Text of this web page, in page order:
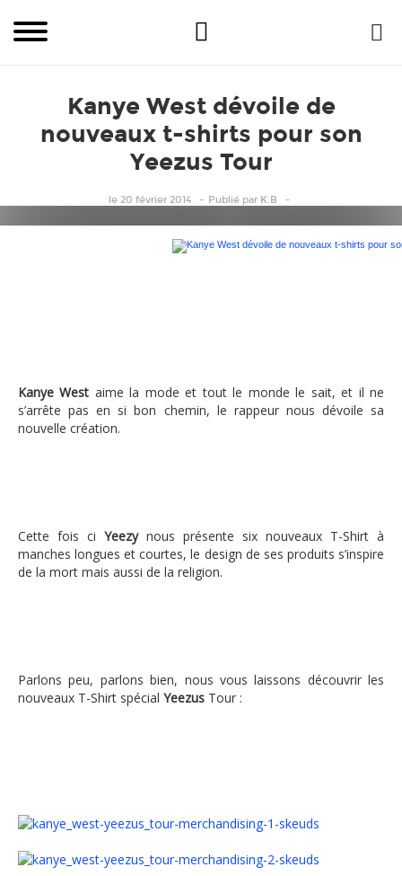
Kanye West dévoile de
nouveaux t-shirts pour son
Yeezus Tour
le 20 février 2014 Publiépar K.B
Kanye West aime la mode et tout le monde le sait, et il ne
s’arrête pas en si bon chemin, le rappeur nous dévoile sa
nouvelle création.
Cette fois ci Yeezynous présente six nouveaux T-Shirt à
manches longues et courtes, le design de ses produits s’inspire
de la mort mais aussi de la religion.
Parlons peu, parlons bien, nous vous laissons découvrir les
nouveaux T-Shirt spécial Yeezus Tour :